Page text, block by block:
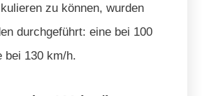
zu können, wurden
durchgeführt: eine bei 100
bei 130 km/h.